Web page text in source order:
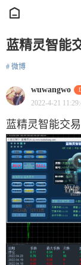
蓝精灵智能
# 微博
wuwangwo
2022-4-21
蓝精灵智能交